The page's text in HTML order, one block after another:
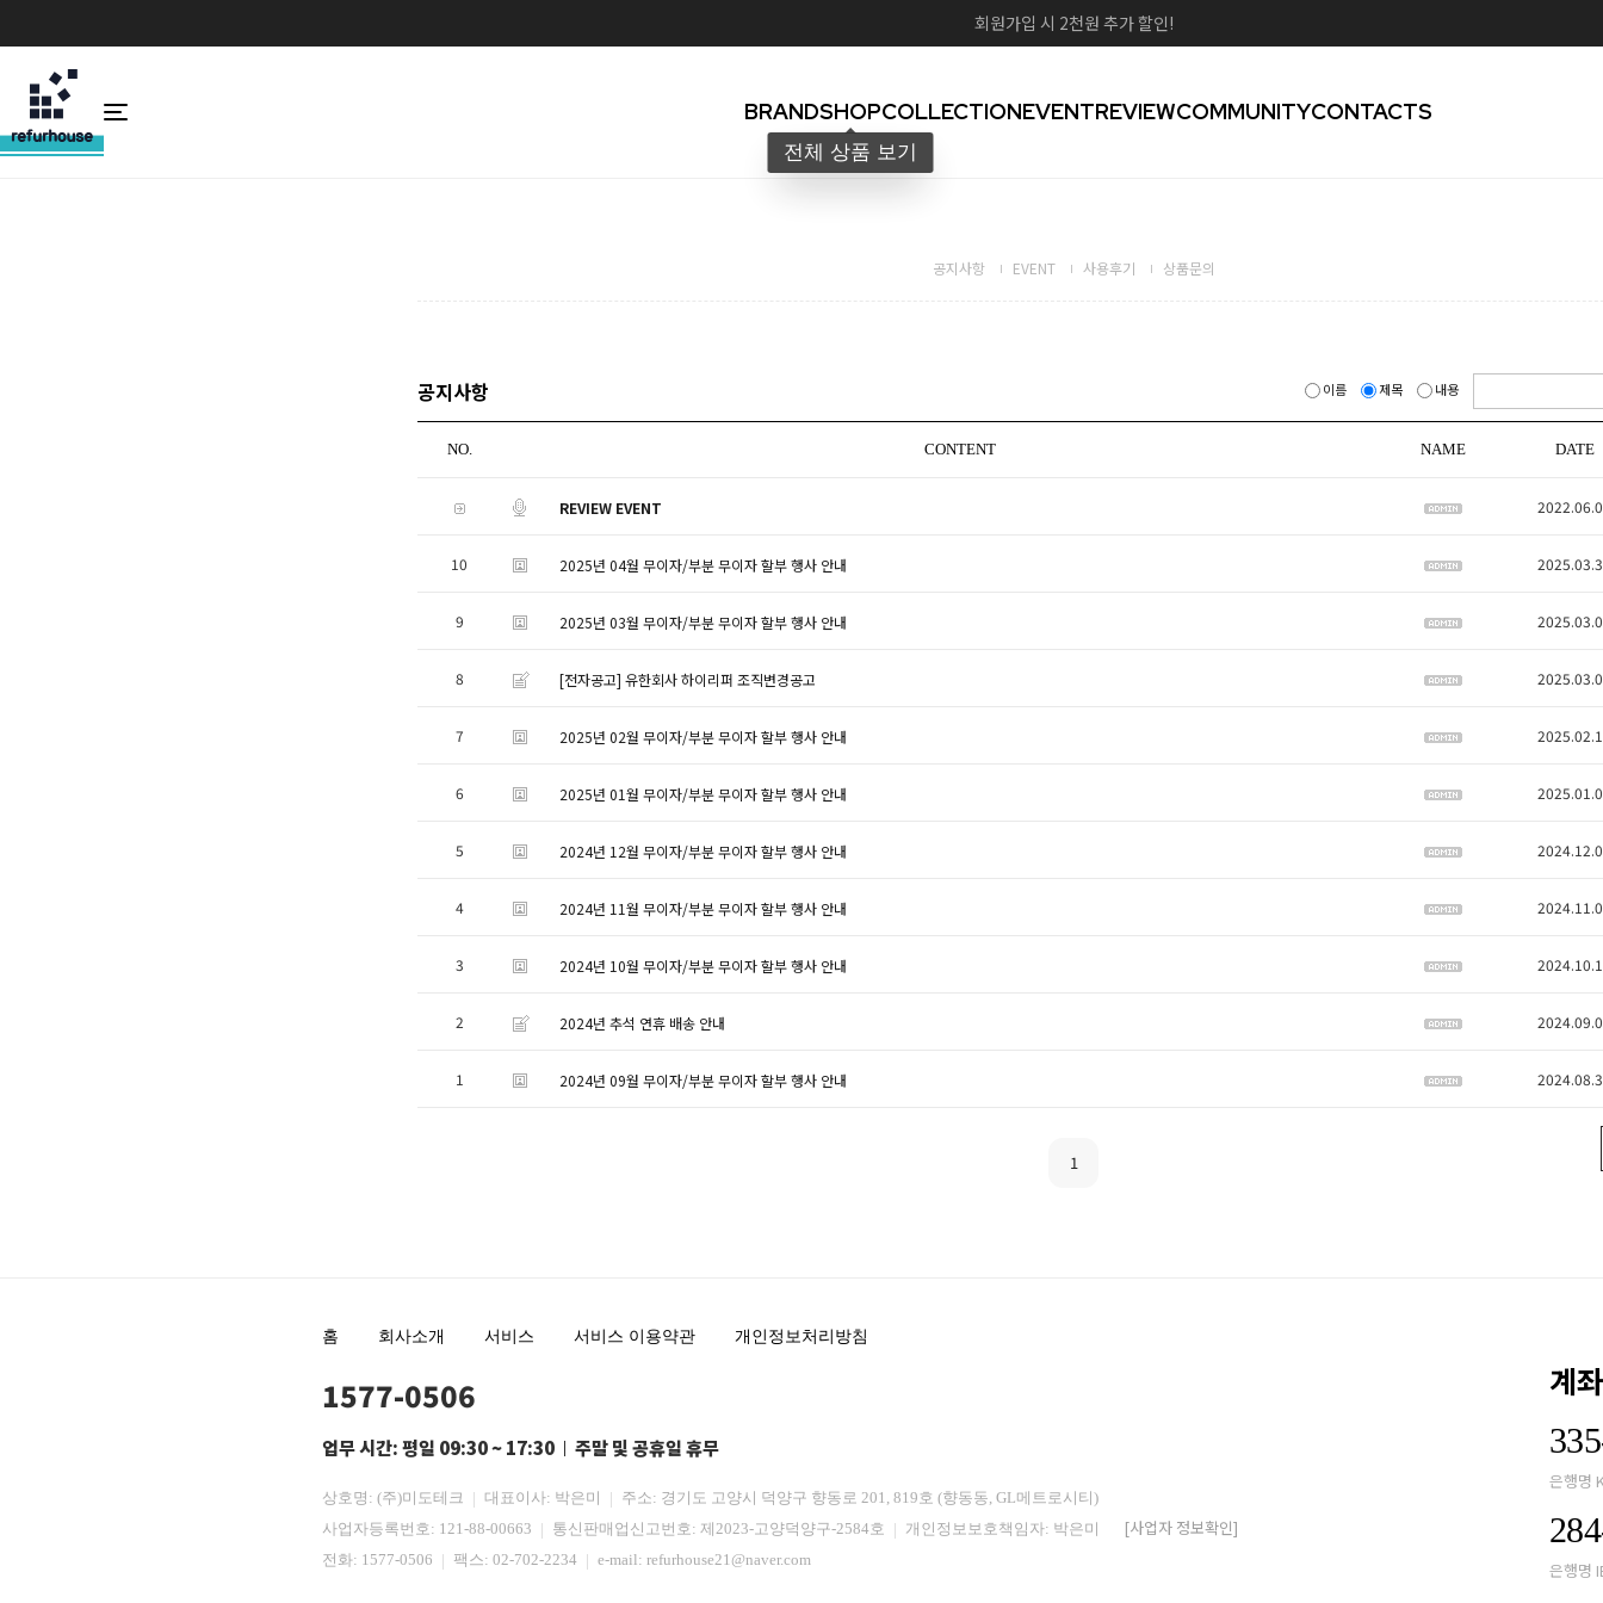
회원가입 시 2천원 추가 할인!
BRANDSHOPCOLLECTIONEVENTREVIEWCOMMUNITYCONTACTS
공지사항 EVENT 사용후기 상품문의
공지사항 이름 제목 내용
NO. CONTENT NAME DATE
REVIEW EVENT
10 2025년 04월 무이자/부분 무이자 할부 행사 안내
9 2025년 03월 무이자/부분 무이자 할부 행사 안내
8 [전자공고] 유한회사 하이리퍼 조직변경공고
7 2025년 02월 무이자/부분 무이자 할부 행사 안내
6 2025년 01월 무이자/부분 무이자 할부 행사 안내
5 2024년 12월 무이자/부분 무이자 할부 행사 안내
4 2024년 11월 무이자/부분 무이자 할부 행사 안내
3 2024년 10월 무이자/부분 무이자 할부 행사 안내
2 2024년 추석 연휴 배송 안내
1 2024년 09월 무이자/부분 무이자 할부 행사 안내
1
홈 회사소개 서비스 서비스 이용약관 개인정보처리방침
1577-0506
업무 시간: 평일 09:30 ~ 17:30 주말 및 공휴일 휴무
상호명: (주)미도테크 대표이사: 박은미
주소: 경기도 고양시 덕양구 향동로 201, 819호 (향동동, GL메트로시티)
사업자등록번호: 121-88-00663
통신판매업신고번호: 제2023-고양덕양구-2584호 개인정보보호책임자: 박은미 [사업자 정보확인]
전화: 1577-0506 팩스: 02-702-2234 e-mail: refurhouse21@naver.com
계
은행명
은행명